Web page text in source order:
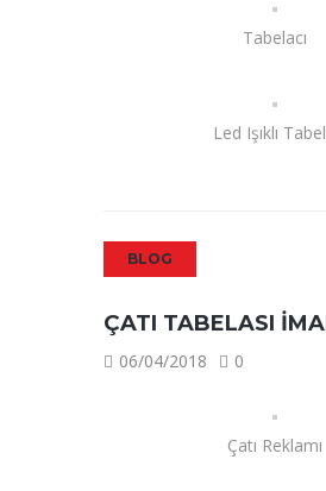
Tabelacı
Led Işıklı
BLOG
ÇATI TABELASI
06/04/2018 0
Çatı Reklamı